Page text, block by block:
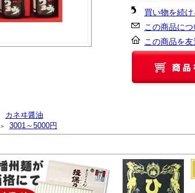
買い物を続け
この商品に
この商品を
カネヰ醤油
＞ 3001～5000円